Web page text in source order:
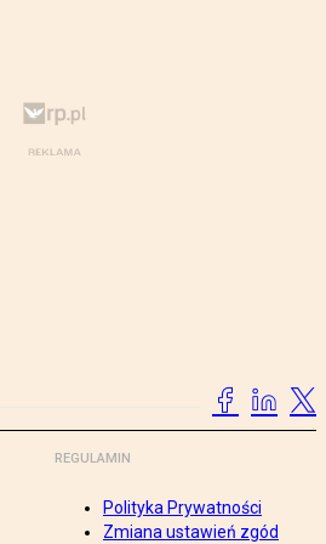
REGULAMIN
Polityka Prywatności
Zmiana ustawień zgód